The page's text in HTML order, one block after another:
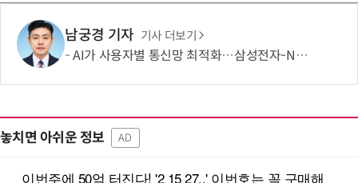
남궁경 기자 기사 더보기
AI가 사용자별 통신망 최적화…삼성전자-NTT도코모 기술 검증
놓치면 아쉬운 정보 AD